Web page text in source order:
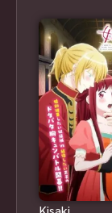
รีเซ็ตชีวิต ฝ่า
วิกฤตต่างโลก
ภาค 3